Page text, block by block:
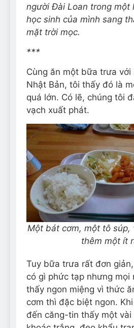
người Đài Loan trong một
học sinh của mình sang
mặt trời mọc.
***
Cùng ăn một bữa trưa với
Nhật Bản, tôi thấy đó là
quá lớn. Có lẽ, chúng tôi
vạch xuất phát.
Một bát cơm, một tô súp,
thêm một ít
Tuy bữa trưa rất đơn
có gì phức tạp nhưng mọi
thấy ngon miệng vì thức
cơm thì đặc biệt ngon.
đến căng-tin thấy một vài